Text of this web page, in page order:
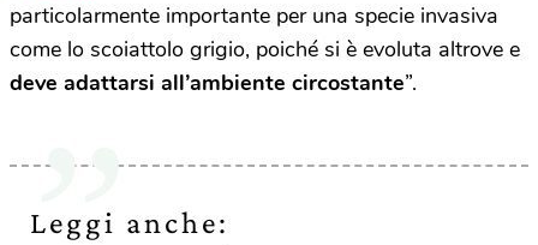
particolarmente importante per una specie invasiva
come lo scoiattolo grigio, poiché si è evoluta altrove e
deve adattarsi all’ambiente circostante”.
Leggi anche: